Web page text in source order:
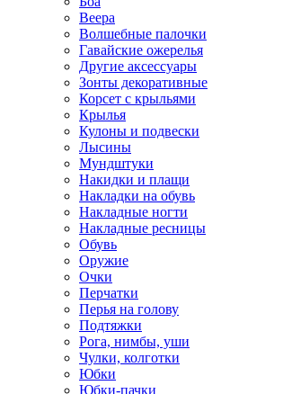
Веера
Волшебные палочки
Гавайские ожерелья
Другие аксессуары
Зонты декоративные
Корсет с крыльями
Крылья
Кулоны и подвески
Лысины
Мундштуки
Накидки и плащи
Накладки на обувь
Накладные ногти
Накладные ресницы
Обувь
Оружие
Очки
Перчатки
Перья на голову
Подтяжки
Рога, нимбы, уши
Чулки, колготки
Юбки
Юбки-пачки